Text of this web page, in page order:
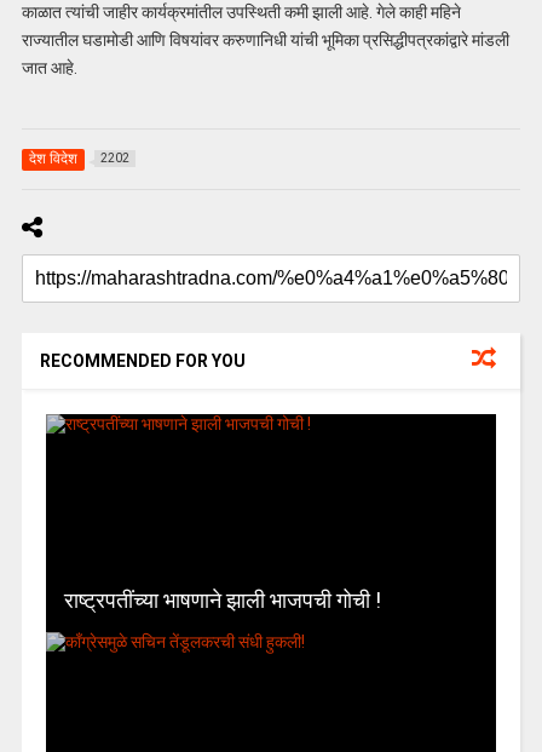
काळात त्यांची जाहीर कार्यक्रमांतील उपस्थिती कमी झाली आहे. गेले काही महिने
राज्यातील घडामोडी आणि विषयांवर करुणानिधी यांची भूमिका प्रसिद्धीपत्रकांद्वारे मांडली
जात आहे.
देश विदेश 2202
RECOMMENDED FOR YOU
राष्ट्रपतींच्या भाषणाने झाली भाजपची गोची !